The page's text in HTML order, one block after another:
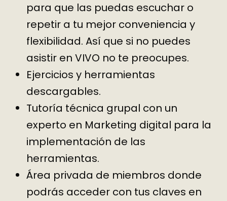
para que las puedas escuchar o
repetir a tu mejor conveniencia y
flexibilidad. Así que si no puedes
asistir en VIVO no te preocupes.
Ejercicios y herramientas
descargables.
Tutoría técnica grupal con un
experto en Marketing digital para la
implementación de las
herramientas.
Área privada de miembros donde
podrás acceder con tus claves en